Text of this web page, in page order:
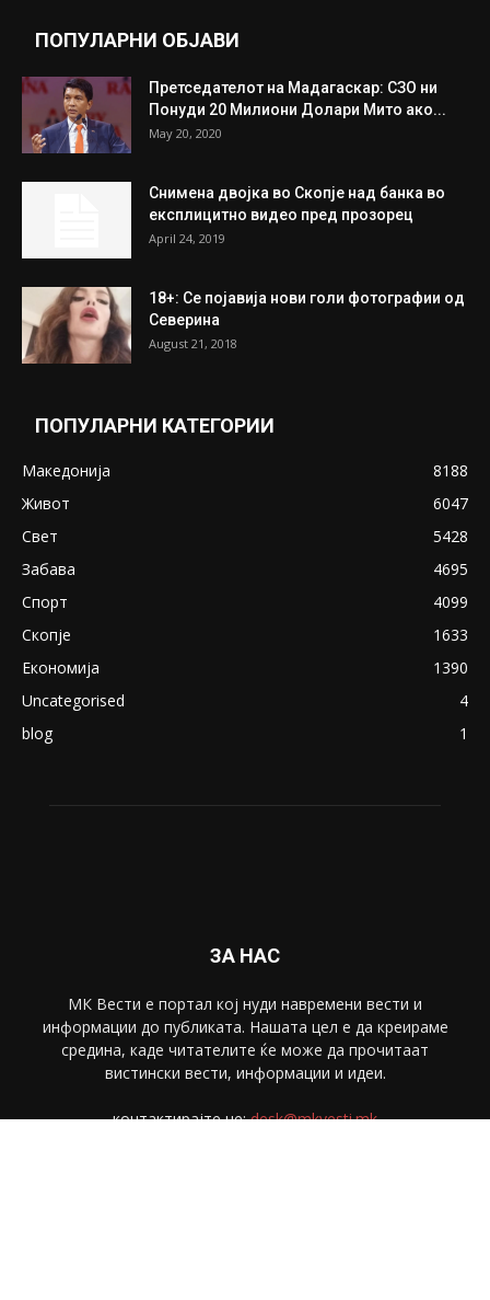
ПОПУЛАРНИ ОБЈАВИ
Претседателот на Мадагаскар: СЗО ни
Понуди 20 Милиони Долари Мито ако...
May 20, 2020
Снимена двојка во Скопје над банка во
експлицитно видео пред прозорец
April 24, 2019
18+: Се појавија нови голи фотографии од
Северина
August 21, 2018
ПОПУЛАРНИ КАТЕГОРИИ
Македонија
8188
Живот
6047
Свет
5428
Забава
4695
Спорт
4099
Скопје
1633
Економија
1390
Uncategorised
4
blog
1
ЗА НАС
МК Вести е портал коj нуди навремени вести и
информации до публиката. Нашата цел е да креираме
средина, каде читателите ќе може да прочитаат
вистински вести, информации и идеи.
контактирајте не:desk@mkvesti.mk